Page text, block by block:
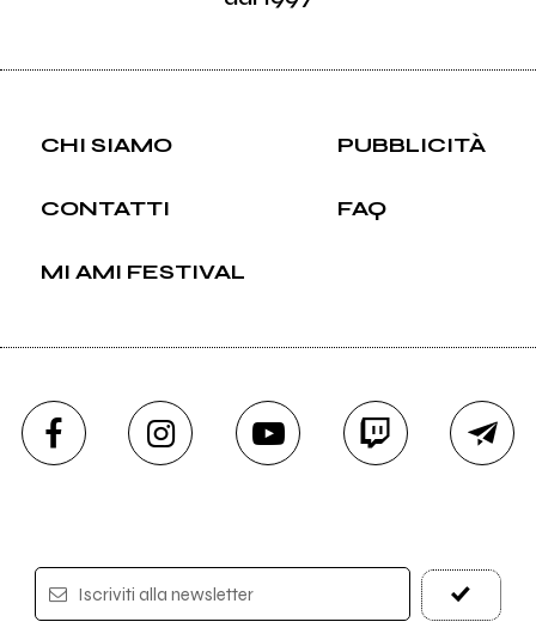
CHI SIAMO PUBBLICITÀ
CONTATTI FAQ
MI AMI FESTIVAL
Iscriviti alla newsletter